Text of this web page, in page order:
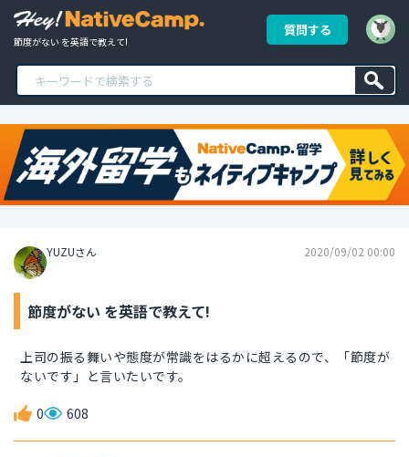
節度がない を英語で教えて!
質問する
YUZUさん 2020/09/02 00:00
節度がない を英語で教えて!
上司の振る舞いや態度が常識をはるかに超えるので、「節度が
ないです」と言いたいです。
0 608